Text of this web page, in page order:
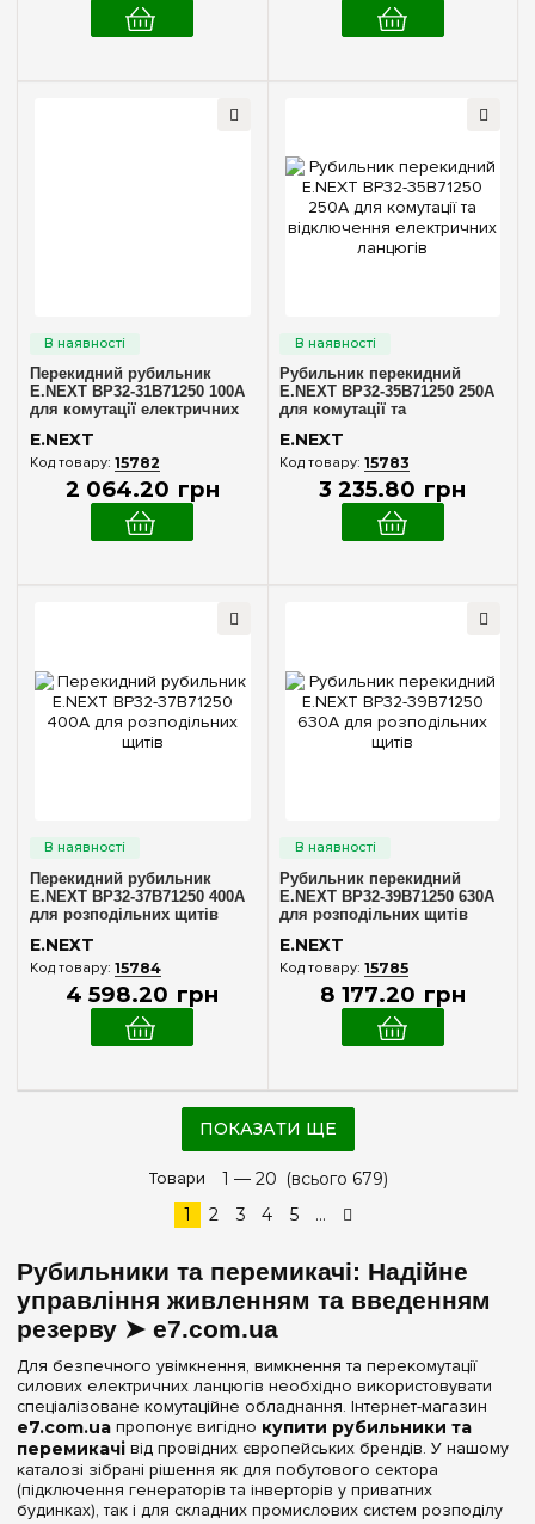
Перекидний рубильник
E.NEXT BP32-31B71250 100А
для комутації електричних
E.NEXT
15782
2 064.20 грн
Рубильник перекидний
E.NEXT BP32-35B71250 250А
для комутації та
ланцюгів
E.NEXT
15783
3 235.80 грн
Перекидний рубильник
E.NEXT BP32-37B71250 400А
для розподільних щитів
E.NEXT
15784
4 598.20 грн
Рубильник перекидний
E.NEXT BP32-39B71250 630А
для розподільних щитів
E.NEXT
15785
8 177.20 грн
ПОКАЗАТИ ЩЕ
Товари 1 — 20 (всього 679)
1
2 3 4 5 ...
Рубильники та перемикачі: Надійне
управління живленням та введенням
резерву ➤ e7.com.ua
Для безпечного увімкнення, вимкнення та перекомутації
силових електричних ланцюгів необхідно використовувати
спеціалізоване комутаційне обладнання. Інтернет-магазин
e7.com.ua пропонує вигідно купити рубильники та
перемикачі від провідних європейських брендів. У нашому
каталозі зібрані рішення як для побутового сектора
(підключення генераторів та інверторів у приватних
будинках), так і для складних промислових систем розподілу